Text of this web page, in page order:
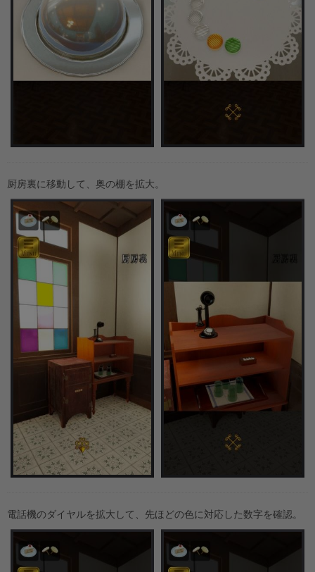
厨房裏に移動して、奥の棚を拡大。
電話機のダイヤルを拡大して、先ほどの色に対応した数字を確認。